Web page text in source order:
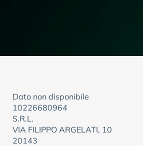
Dato non disponibile
10226680964
S.R.L.
VIA FILIPPO ARGELATI, 10
20143